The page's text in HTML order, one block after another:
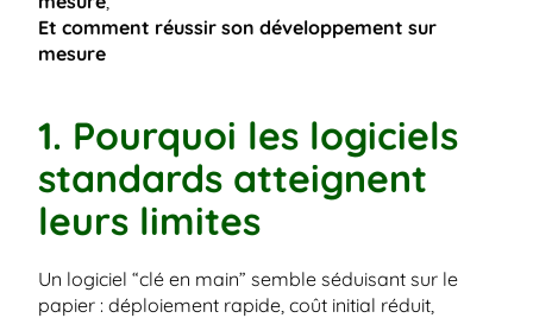
Et comment réussir son développement sur
mesure
1. Pourquoi les logiciels
standards atteignent
leurs limites
Un logiciel “clé en main” semble séduisant sur le
papier : déploiement rapide, coût initial réduit,